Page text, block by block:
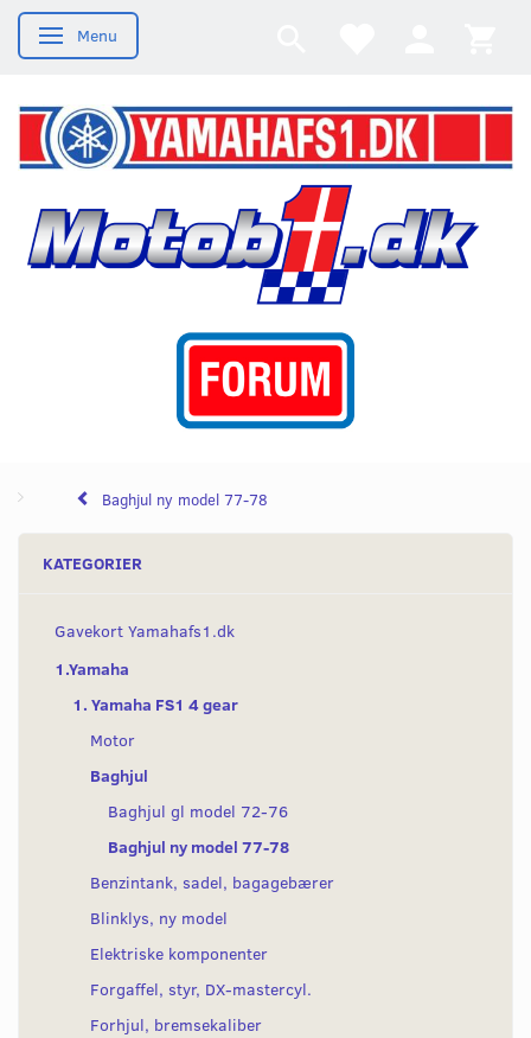
Skifte navigation
Menu
Baghjul ny model 77-78
KATEGORIER
Gavekort Yamahafs1.dk
1.Yamaha
1. Yamaha FS1 4 gear
Motor
Baghjul
Baghjul gl model 72-76
Baghjul ny model 77-78
Benzintank, sadel, bagagebærer
Blinklys, ny model
Elektriske komponenter
Forgaffel, styr, DX-mastercyl.
Forhjul, bremsekaliber